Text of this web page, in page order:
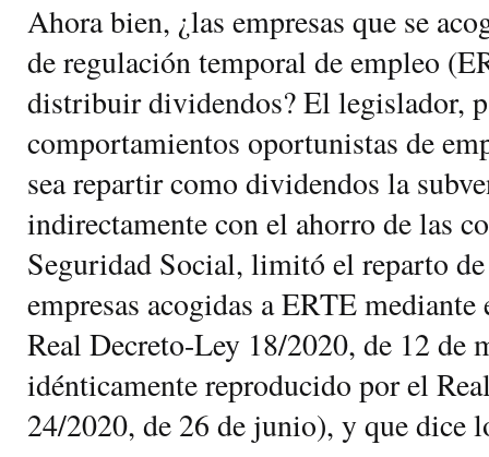
Ahora bien, ¿las empresas que se
de regulación temporal de empleo
distribuir dividendos? El legislador,
comportamientos oportunistas de
sea repartir como dividendos la
indirectamente con el ahorro de las
Seguridad Social, limitó el reparto
empresas acogidas a ERTE
Real Decreto-Ley 18/2020, de 12 de
idénticamente reproducido por el
24/2020, de 26 de junio), y que dice